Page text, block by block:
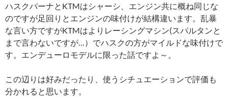
ハスクバーナとKTMはシャーシ、エンジン共に概ね同じな
のですが足回りとエンジンの味付けが結構違います。乱暴
な言い方ですがKTMはよりレーシングマシン(スパルタンと
まで言わないですが…）でハスクの方がマイルドな味付けで
す。エンデューロモデルに限った話ですよ～。
この辺りは好みだったり、使うシチュエーションで評価も
分かれると思います。